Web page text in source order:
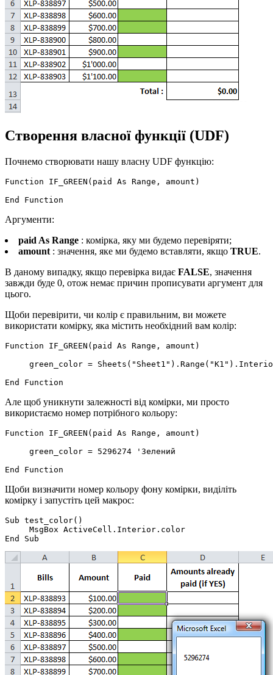
Створення власної функції (UDF)
Почнемо створювати нашу власну UDF функцію:
Function IF_GREEN(paid As Range, amount)
Аргументи:
paid As Range : комірка, яку ми будемо перевіряти;
amount : значення, яке ми будемо вставляти, якщо TRUE.
В даному випадку, якщо перевірка видає FALSE, значення
завжди буде 0, отож немає причин прописувати аргумент для
цього.
Щоби перевірити, чи колір є правильним, ви можете
використати комірку, яка містить необхідний вам колір:
Function IF_GREEN(paid As Range, amount)
green_color =
Але щоб уникнути залежності від комірки, ми просто
використаємо номер потрібного кольору:
Function IF_GREEN(paid As Range, amount)
     green_color = 5296274 'Зелений
Щоби визначити номер кольору фону комірки, виділіть
комірку і запустіть цей макрос:
Sub test_color()
     MsgBox ActiveCell.Interior.color